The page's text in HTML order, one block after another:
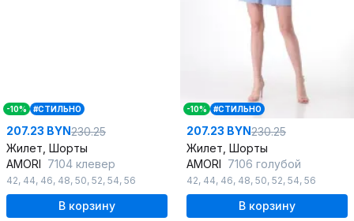
-10% #СТИЛЬНО
207.23 BYN230.25
Жилет, Шорты
AMORI 7104 клевер
42, 44, 46, 48, 50, 52, 54, 56
В корзину
-10% #СТИЛЬНО
207.23 BYN230.25
Жилет, Шорты
AMORI 7106 голубой
42, 44, 46, 48, 50, 52, 54, 56
В корзину